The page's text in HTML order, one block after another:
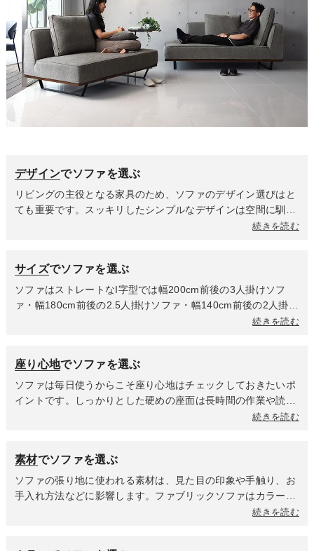
デザインでソファを選ぶ
リビングの主役となる家具のため、ソファのデザイン選びはと
ても重要です。スッキリしたシンプルなデザインは空間に馴染
みやすく幅広いテイストにマッチしますが、特にモダンなイン
す。また本体のデザインだけでなく脚の形や素材によっても印
象は異なるため、周囲のインテリアとの調和を考えながら選ぶ
のがポイントです。
続きを読む
サイズでソファを選ぶ
ソファはストレートなI字型では幅200cm前後の3人掛けソフ
ァ・幅180cm前後の2.5人掛けソファ・幅140cm前後の2人掛け
ソファ・幅90cm前後の1人掛けソファ、L字タイプではカウチ
数に合ったサイズがお部屋の広さやレイアウトに対して無理の
ないソファを選んでいるか確認することが大切です。また、ソ
ファの組み立て方法や梱包サイズをチェックし、配置する部屋
続きを読む
座り心地でソファを選ぶ
ソファは毎日使うからこそ座り心地はチェックしておきたいポ
イントです。しっかりとした硬めの座面は長時間の作業や読書
に向き、柔らかめの座面はリラックスや横になってくつろぐと
い場合は、座面で使用している素材や内部構造を確認し、商品
説明やレビュー、座り心地を紹介している動画を参考にするの
もおすすめです。
続きを読む
素材でソファを選ぶ
ソファの張り地に使われる素材は、見た目の印象や手触り、お
手入れ方法などに影響します。ファブリックソファはカラーや
デザインの選択肢が豊富で、柔らかな肌触りが魅力。カバーを
続きを読む